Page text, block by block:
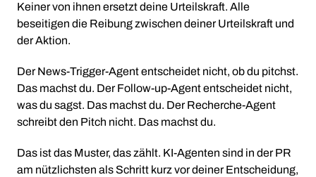
Keiner von ihnen ersetzt deine Urteilskraft. Alle
beseitigen die Reibung zwischen deiner Urteilskraft und
der Aktion.
Der News-Trigger-Agent entscheidet nicht, ob du pitchst.
Das machst du. Der Follow-up-Agent entscheidet nicht,
was du sagst. Das machst du. Der Recherche-Agent
schreibt den Pitch nicht. Das machst du.
Das ist das Muster, das zählt. KI-Agenten sind in der PR
am nützlichsten als Schritt kurz vor deiner Entscheidung,